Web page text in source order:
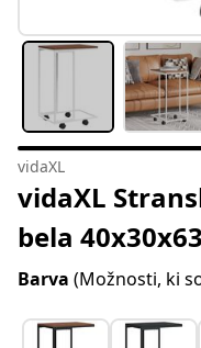
vidaXL
vidaXL
bela
Barva (Možnosti, ki